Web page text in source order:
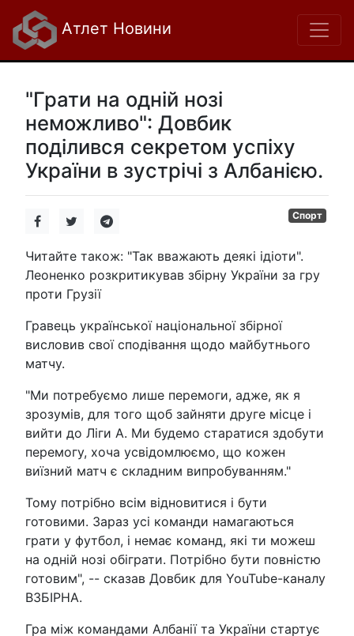
Атлет Новини
"Грати на одній нозі
неможливо": Довбик
поділився секретом успіху
України в зустрічі з Албанією.
Спорт
Читайте також: "Так вважають деякі ідіоти".
Леоненко розкритикував збірну України за гру
проти Грузії
Гравець української національної збірної
висловив свої сподівання щодо майбутнього
матчу.
"Ми потребуємо лише перемоги, адже, як я
зрозумів, для того щоб зайняти друге місце і
вийти до Ліги А. Ми будемо старатися здобути
перемогу, хоча усвідомлюємо, що кожен
виїзний матч є складним випробуванням."
Тому потрібно всім відновитися і бути
готовими. Зараз усі команди намагаються
грати у футбол, і немає команд, які ти можеш
на одній нозі обіграти. Потрібно бути повністю
готовим", -- сказав Довбик для YouTube-каналу
ВЗБІРНА.
Гра між командами Албанії та України стартує